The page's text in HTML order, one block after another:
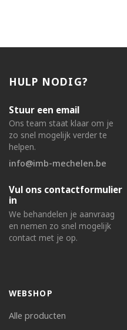
HULP NODIG?
Stuur een email
Ons team staat klaar om je
zo snel mogelijk verder te
helpen.
info@imb-mechelen.be
Vul ons contactformulier
in
We behandelen je aanvraag
en nemen zo snel mogelijk
contact met je op.
WEBSHOP
Alle producten